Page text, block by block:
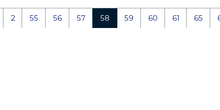
2 55 56 57 58 59 60 61 65